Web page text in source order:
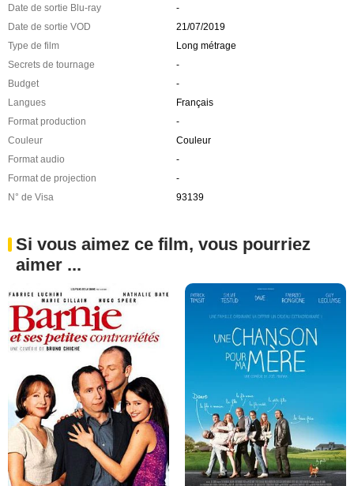
Date de sortie Blu-ray
-
Date de sortie VOD
21/07/2019
Type de film
Long métrage
Secrets de tournage
-
Budget
-
Langues
Français
Format production
-
Couleur
Couleur
Format audio
-
Format de projection
-
N° de Visa
93139
Si vous aimez ce film, vous pourriez
aimer ...